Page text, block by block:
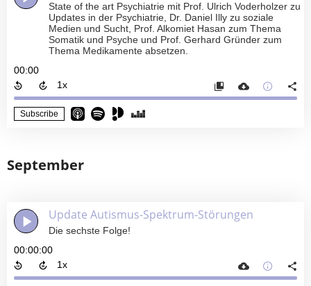
State of the art Psychiatrie mit Prof. Ulrich Voderholzer zu
Updates in der Psychiatrie, Dr. Daniel Illy zu soziale
Medien und Sucht, Prof. Alkomiet Hasan zum Thema
Somatik und Psyche und Prof. Gerhard Gründer zum
Thema Medikamente absetzen.
00:00
Subscribe
September
Update Autismus-Spektrum-Störungen
Die sechste Folge!
00:00:00